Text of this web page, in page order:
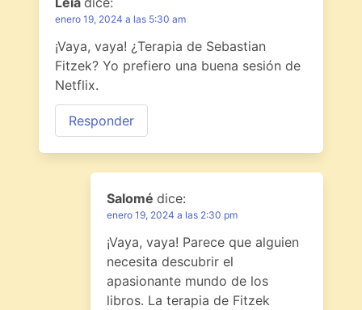
enero 19, 2024 a las 5:30 am
¡Vaya, vaya! ¿Terapia de Sebastian
Fitzek? Yo prefiero una buena sesión de
Netflix.
Responder
Salomé dice:
enero 19, 2024 a las 2:30 pm
¡Vaya, vaya! Parece que alguien
necesita descubrir el
apasionante mundo de los
libros. La terapia de Fitzek